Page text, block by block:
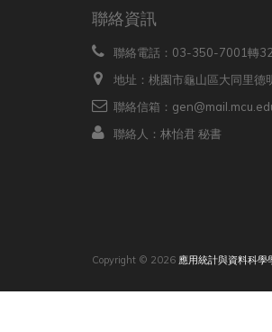
聯絡資訊
聯絡電話：03-350-7001轉
地址：桃園市龜山區大同里德
聯絡信箱：
聯絡人：林怡君 秘書
Copyright © 2026 應用統計與資料科學